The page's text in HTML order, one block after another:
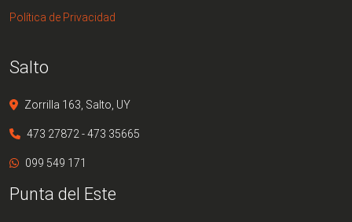
Política de Privacidad
Salto
Zorrilla 163, Salto, UY
473 27872 - 473 35665
099 549 171
Punta del Este